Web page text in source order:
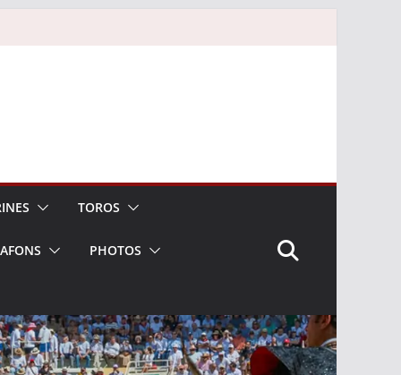
TOROS
PHOTOS